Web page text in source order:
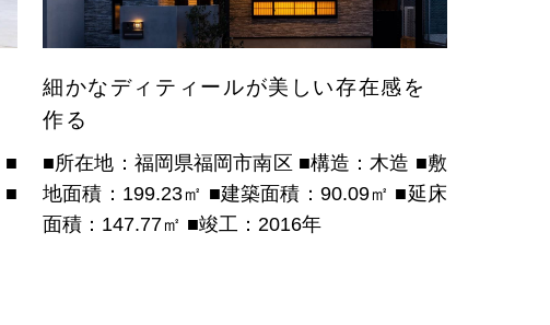
■
■
細かなディティールが美しい存在感を
作る
■所在地：福岡県福岡市南区 ■構造：木造 ■敷
地面積：199.23㎡ ■建築面積：90.09㎡ ■延床
面積：147.77㎡ ■竣工：2016年